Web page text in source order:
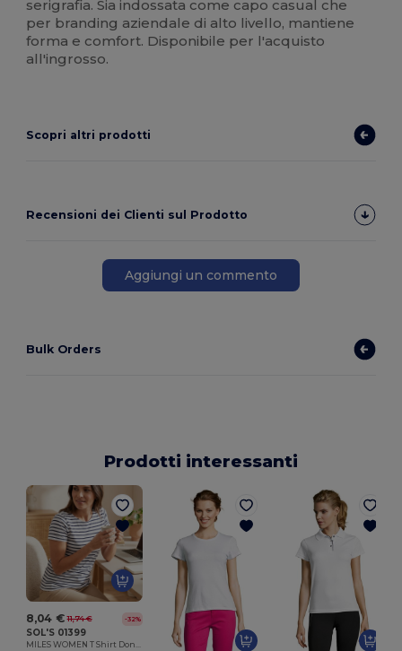
serigrafia. Sia indossata come capo casual che
per branding aziendale di alto livello, mantiene
forma e comfort. Disponibile per l'acquisto
all'ingrosso.
Scopri altri prodotti
Recensioni dei Clienti sul Prodotto
Aggiungi un commento
Bulk Orders
Prodotti interessanti
8,04 € 11,74 € -32%
SOL'S 01399
MILES WOMEN T Shirt Donna Girocollo Rigata